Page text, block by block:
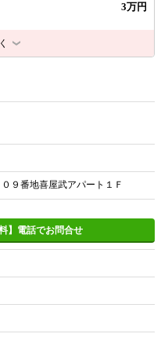
3万円
９番地喜屋武アパート１Ｆ
料】電話でお問合せ